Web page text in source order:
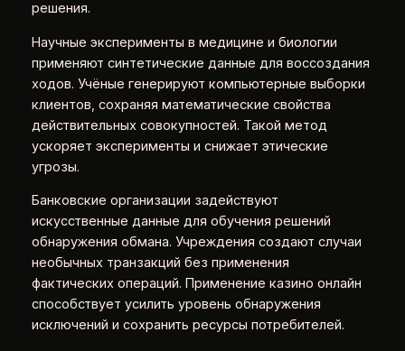
решения.
Научные эксперименты в медицине и биологии
применяют синтетические данные для воссоздания
ходов. Учёные генерируют компьютерные выборки
клиентов, сохраняя математические свойства
действительных совокупностей. Такой метод
ускоряет эксперименты и снижает этические
угрозы.
Банковские организации задействуют
искусственные данные для обучения решений
обнаружения обмана. Учреждения создают случаи
необычных транзакций без применения
фактических операций. Применение казино онлайн
способствует усилить уровень обнаружения
исключений и сохранить ресурсы потребителей.